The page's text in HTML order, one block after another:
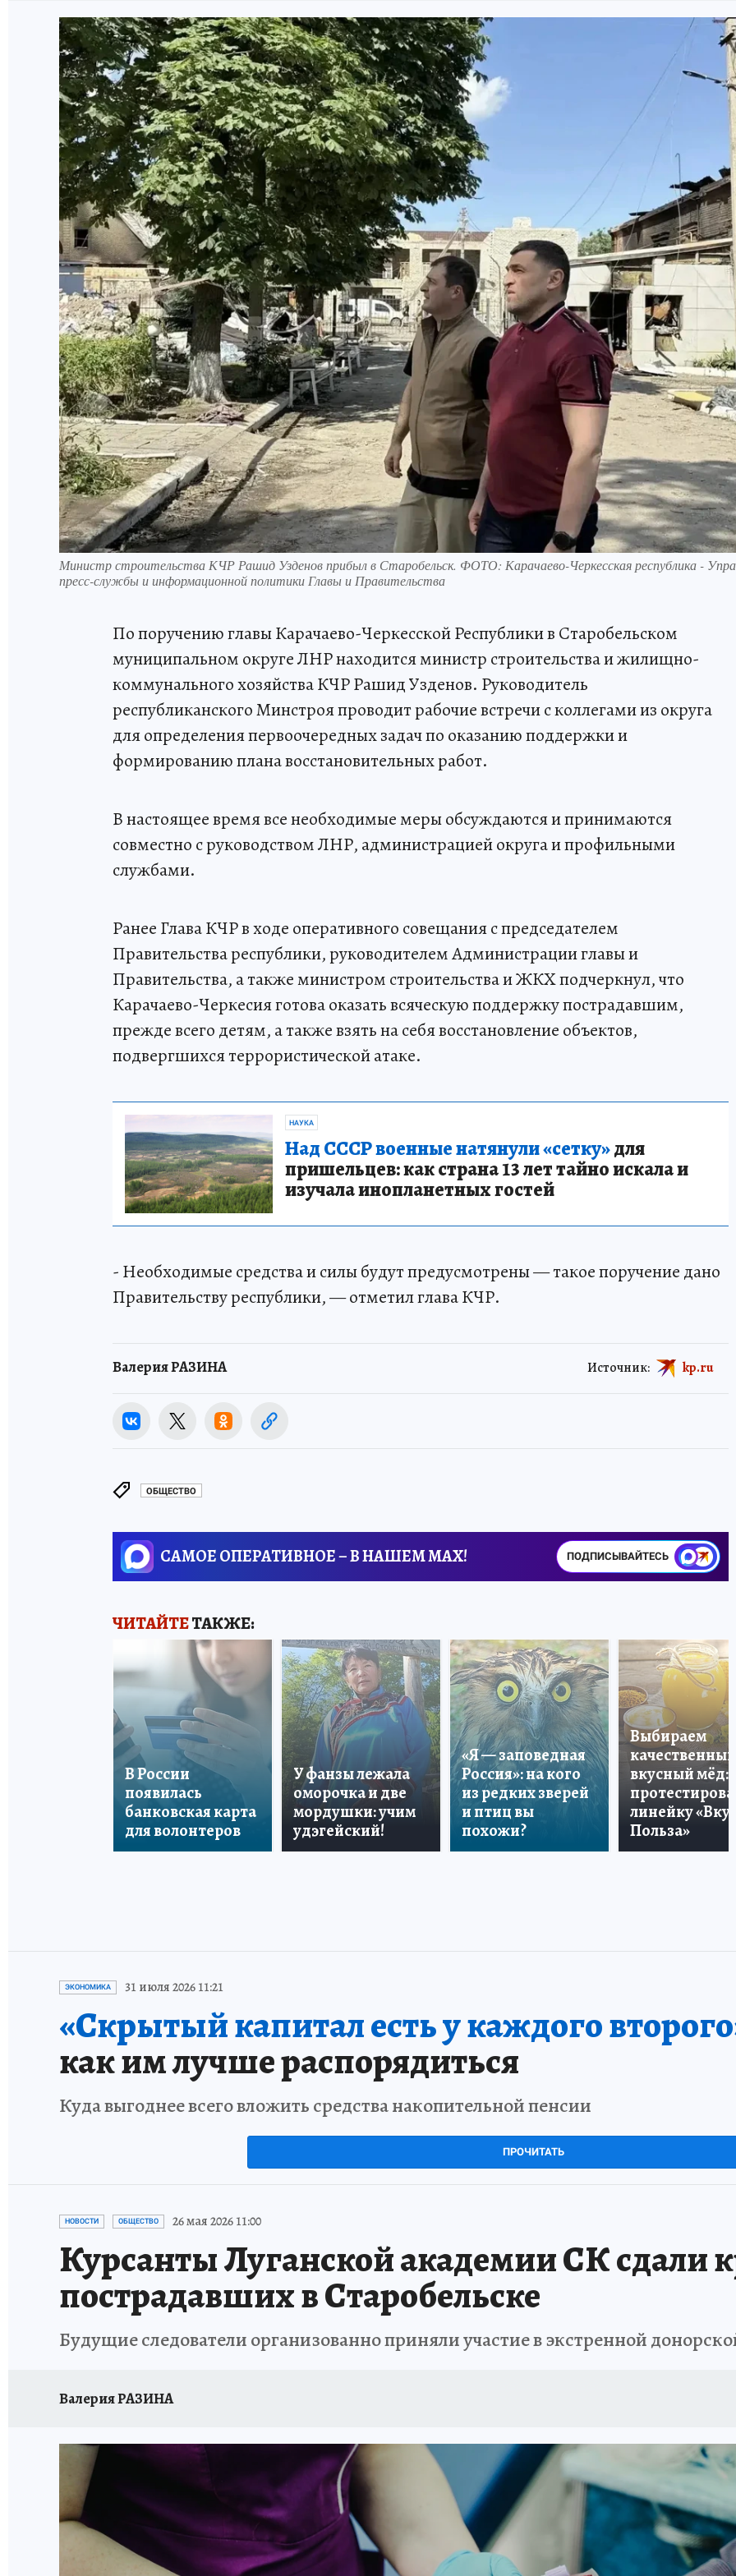
Министр строительства КЧР Рашид Узденов прибыл в Старобельск. ФОТО: Карачаево-Черкесская республика -
пресс-службы и информационной политики Главы и Правительства
По поручению главы Карачаево-Черкесской Республики в Старобельском
муниципальном округе ЛНР находится министр строительства и жилищно-
коммунального хозяйства КЧР Рашид Узденов. Руководитель
республиканского Минстроя проводит рабочие встречи с коллегами из округа
для определения первоочередных задач по оказанию поддержки и
формированию плана восстановительных работ.
В настоящее время все необходимые меры обсуждаются и принимаются
совместно с руководством ЛНР, администрацией округа и профильными
службами.
Ранее Глава КЧР в ходе оперативного совещания с председателем
Правительства республики, руководителем Администрации главы и
Правительства, а также министром строительства и ЖКХ подчеркнул, что
Карачаево-Черкесия готова оказать всяческую поддержку пострадавшим,
прежде всего детям, а также взять на себя восстановление объектов,
подвергшихся террористической атаке.
НАУКА
Над СССР военные натянули «сетку»для
пришельцев: как страна 13 лет тайно искала и
изучала инопланетных гостей
- Необходимые средства и силы будут предусмотрены — такое поручение дано
Правительству республики, — отметил глава КЧР.
Валерия РАЗИНА Источник: kp.ru
ОБЩЕСТВО
САМОЕ ОПЕРАТИВНОЕ – В НАШЕМ MAX! ПОДПИСЫВАЙТЕСЬ
ЧИТАЙТЕТАКЖЕ:
В России
появилась
банковская карта
для волонтеров
У фанзы лежала
оморочка и две
мордушки: учим
удэгейский!
«Я — заповедная
Россия»: на кого
из редких зверей
и птиц вы
похожи?
Выбираем
качественный
вкусный мёд:
линейку «Вкус
Польза»
ЭКОНОМИКА 31 июля 2026 11:21
«Скрытый капитал есть у каждого
как им лучше распорядиться
Куда выгоднее всего вложить средства накопительной пенсии
ПРОЧИТАТЬ
НОВОСТИ ОБЩЕСТВО 26 мая 2026 11:00
Курсанты Луганской академии СК сдали
пострадавших в Старобельске
Будущие следователи организованно приняли участие в экстренной
Валерия РАЗИНА